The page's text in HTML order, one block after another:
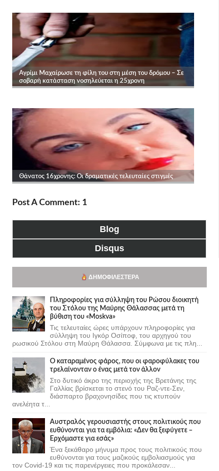
Post A Comment: 1
Blog
Disqus
ΔΗΜΟΦΙΛΈΣΤΕΡΑ
Πληροφορίες για σύλληψη του Ρώσου διοικητή
του Στόλου της Mαύρης Θάλασσας μετά τη
βύθιση του «Moskva»
Τις τελευταίες ώρες υπάρχουν πληροφορίες για
σύλληψη του Ιγκόρ Οσίποφ, του αρχηγού του
ρωσικού Στόλου στη Μαύρη Θάλασσα. Σύμφωνα με τις πλη...
Ο καταραμένος φάρος, που οι φαροφύλακες του
τρελαίνονταν ο ένας μετά τον άλλον
Στο δυτικό άκρο της περιοχής της Βρετάνης της
Γαλλίας βρίσκεται το στενό του Ραζ-ντε-Σεν,
διάσπαρτο βραχονησίδες που τις κτυπούν
ανελέητα τ...
Αυστραλός γερουσιαστής στους πολιτικούς που
ευθύνονται για τα εμβόλια: «Δεν θα ξεφύγετε –
Ερχόμαστε για εσάς»
Ένα ξεκάθαρο μήνυμα προς τους πολιτικούς που
ευθύνονται για τους μαζικούς εμβολιασμούς για
τον Covid-19 και τις παρενέργειες που προκάλεσαν...